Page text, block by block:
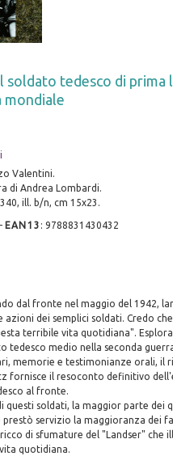
soldato tedesco di prima
mondiale
Valentini.
di Andrea Lombardi.
ill. b/n, cm 15x23.
- EAN13 :9788831430432
dal fronte nel maggio del 1942,
azioni dei semplici soldati. Credo
terribile vita quotidiana".
tedesco medio nella seconda
memorie e testimonianze orali, il
fornisce il resoconto definitivo
al fronte.
questi soldati, la maggior parte dei
servizio la maggioranza dei
di sfumature del "Landser" che
quotidiana.